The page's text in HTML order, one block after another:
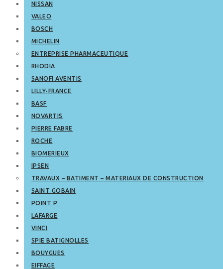
NISSAN
VALEO
BOSCH
MICHELIN
ENTREPRISE PHARMACEUTIQUE
RHODIA
SANOFI AVENTIS
LILLY-FRANCE
BASF
NOVARTIS
PIERRE FABRE
ROCHE
BIOMERIEUX
IPSEN
TRAVAUX – BATIMENT – MATERIAUX DE CONSTRUCTION
SAINT GOBAIN
POINT P
LAFARGE
VINCI
SPIE BATIGNOLLES
BOUYGUES
EIFFAGE